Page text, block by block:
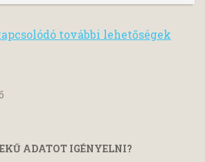
további lehetőségek
ADATOT IGÉNYELNI?